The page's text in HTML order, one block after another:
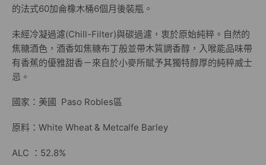
的法式60加侖橡木桶6個月後裝瓶。
未經冷凝過濾(Chill-Filter)與碳過濾，衷於原始純粹。自然的
焦糖酒色，酒香如焦糖布丁般並帶木質調香醇，入喉能品味帶
有香蕉的優雅甜香－來自於小麥所賦予其獨特醇厚的純粹威士
忌。
國家：美國 Paso Robles區
原料：White Wheat & Metcalfe Barley
ALC ：52.8%